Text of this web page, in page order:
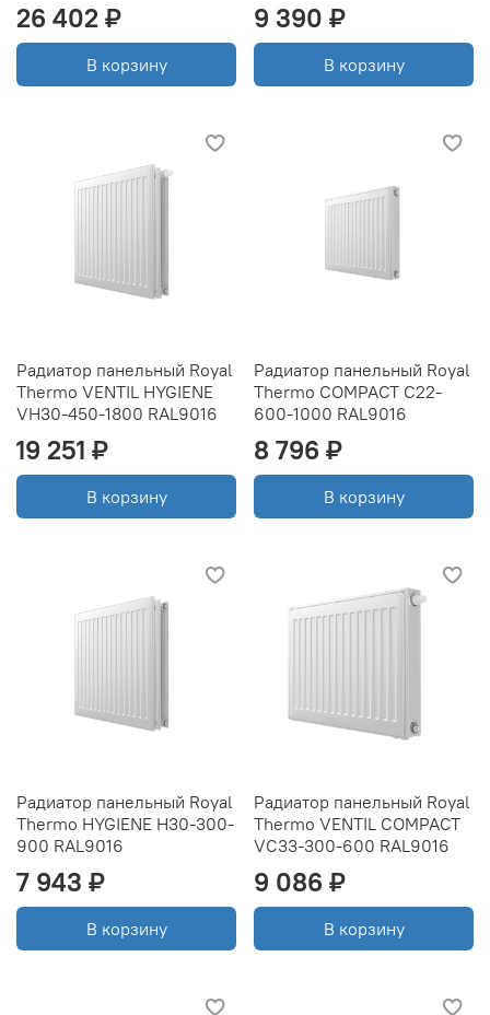
26 402 ₽
В корзину
9 390 ₽
В корзину
Радиатор панельный Royal
Thermo VENTIL HYGIENE
VH30-450-1800 RAL9016
19 251 ₽
В корзину
Радиатор панельный Royal
Thermo COMPACT C22-
600-1000 RAL9016
8 796 ₽
В корзину
Радиатор панельный Royal
Thermo HYGIENE H30-300-
900 RAL9016
7 943 ₽
В корзину
Радиатор панельный Royal
Thermo VENTIL COMPACT
VC33-300-600 RAL9016
9 086 ₽
В корзину